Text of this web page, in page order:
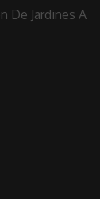
De Jardines A